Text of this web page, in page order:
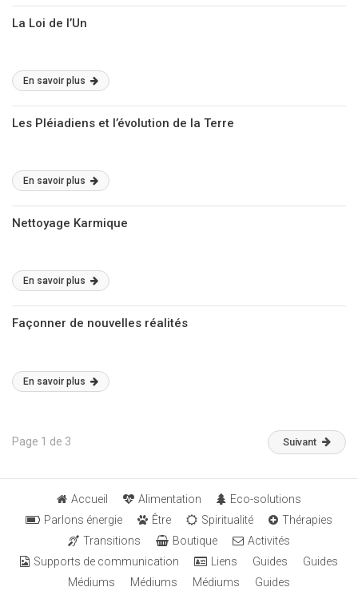
La Loi de l’Un
En savoir plus
Les Pléiadiens et l’évolution de la Terre
En savoir plus
Nettoyage Karmique
En savoir plus
Façonner de nouvelles réalités
En savoir plus
Page 1 de 3 Suivant
Accueil Alimentation
Eco-solutions
Parlons énergie
Être Spiritualité
Thérapies
Transitions
Boutique
Activités
Supports de communication
Liens Guides
Guides
Médiums
Médiums Médiums Guides